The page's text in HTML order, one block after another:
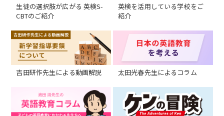
生徒の選択肢が広がる 英検S-
CBTのご紹介
英検を活用している学校をご
紹介
吉田研作先生による動画解説 太田光春先生によるコラム